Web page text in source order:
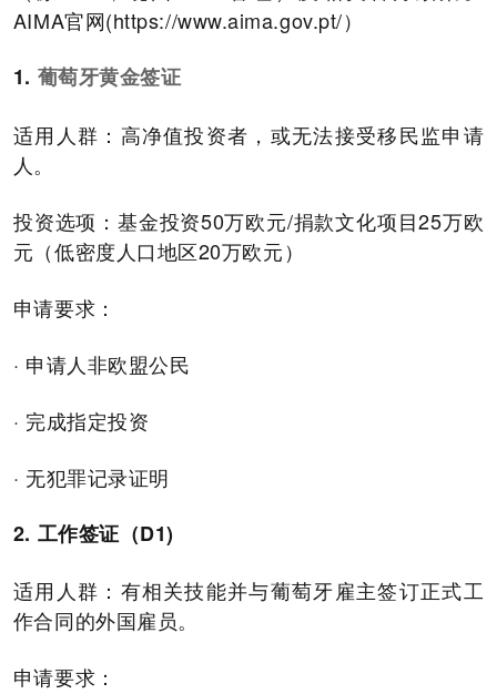
AIMA官网(https://www.aima.gov.pt/）
1. 葡萄牙黄金签证
适用人群：高净值投资者，或无法接受移民监申请
人。
投资选项：基金投资50万欧元/捐款文化项目25万欧
元（低密度人口地区20万欧元）
申请要求：
· 申请人非欧盟公民
· 完成指定投资
· 无犯罪记录证明
2. 工作签证（D1)
适用人群：有相关技能并与葡萄牙雇主签订正式工
作合同的外国雇员。
申请要求：